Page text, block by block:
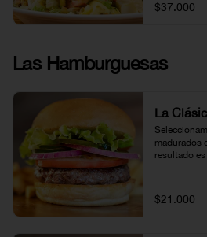
$37.000
Las Hamburguesas
La
madurados
resultado
usted elija.
$21.000